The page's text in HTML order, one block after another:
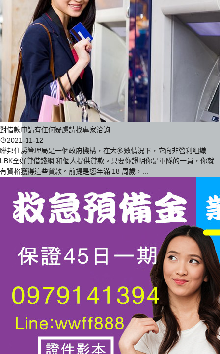
對借款申請有任何疑慮請找專家洽詢
2021-11-12
聯邦住房管理局是一個政府機構，在大多數情況下，它向非營利組織
LBK全好貸借錢網 和個人提供貸款。只要你證明你是軍隊的一員，你就
有資格獲得這些貸款。前提是您年滿 18 周歲，...